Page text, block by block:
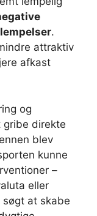
.
attraktiv
afkast
og
gribe direkte
blev
kunne
–
eller
søgt at skabe